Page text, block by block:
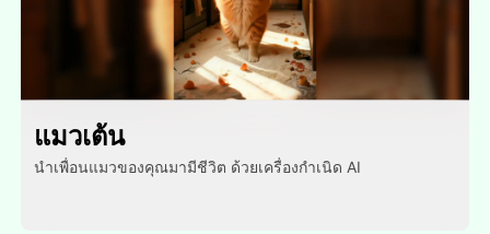
แมวเต้น
นําเพื่อนแมวของคุณมามีชีวิต ด้วยเครื่องกําเนิด AI